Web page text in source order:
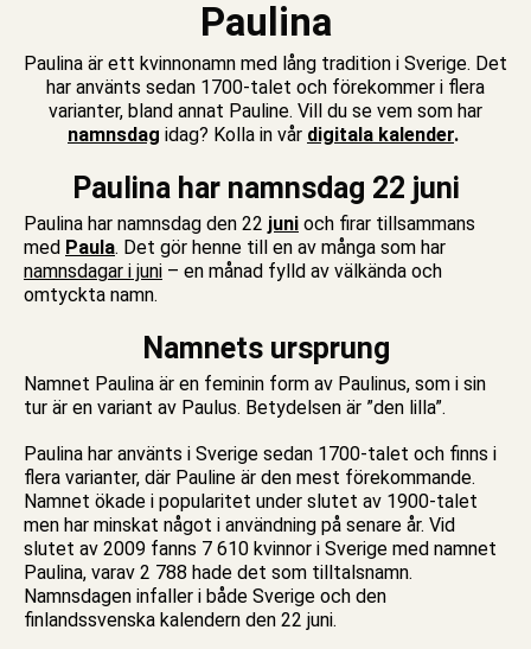
Paulina
Paulina är ett kvinnonamn med lång tradition i Sverige. Det
har använts sedan 1700-talet och förekommer i flera
varianter, bland annat Pauline. Vill du se vem som har
namnsdag idag? Kolla in vår digitala kalender.
Paulina har namnsdag 22 juni
Paulina har namnsdag den 22 juni och firar tillsammans
med Paula. Det gör henne till en av många som har
namnsdagar i juni – en månad fylld av välkända och
omtyckta namn.
Namnets ursprung
Namnet Paulina är en feminin form av Paulinus, som i sin
tur är en variant av Paulus. Betydelsen är ”den lilla”.
Paulina har använts i Sverige sedan 1700-talet och finns i
flera varianter, där Pauline är den mest förekommande.
Namnet ökade i popularitet under slutet av 1900-talet
men har minskat något i användning på senare år. Vid
slutet av 2009 fanns 7 610 kvinnor i Sverige med namnet
Paulina, varav 2 788 hade det som tilltalsnamn.
Namnsdagen infaller i både Sverige och den
finlandssvenska kalendern den 22 juni.